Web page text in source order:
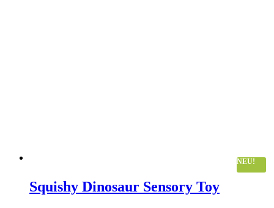
NEU!
Squishy Dinosaur Sensory Toy